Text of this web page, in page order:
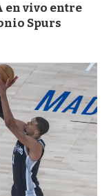
en vivo entre
Spurs